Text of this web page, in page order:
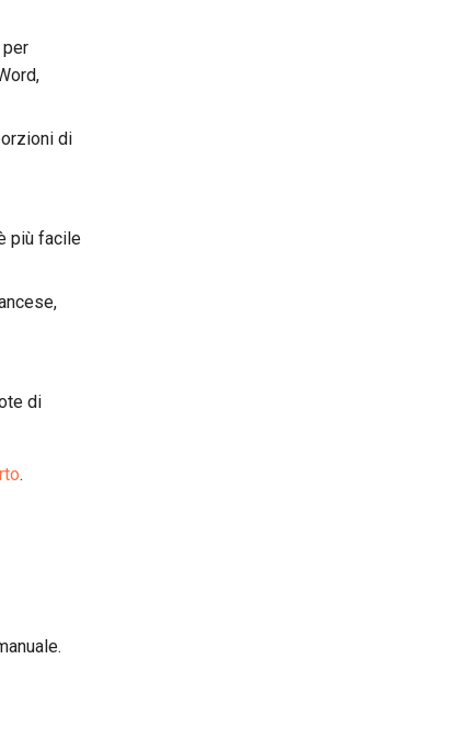
per
di
più facile
di
.